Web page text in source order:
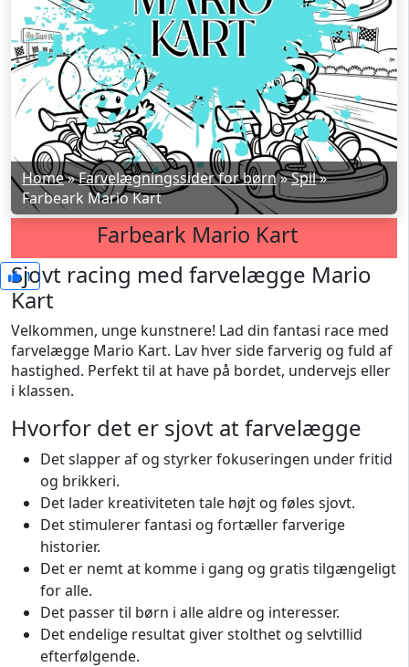
Home»Farvelægningssider for børn»Spil»
Farbeark Mario Kart
Farbeark Mario Kart
1
Sjovt racing med farvelægge Mario
Kart
Velkommen, unge kunstnere! Lad din fantasi race med
farvelægge Mario Kart. Lav hver side farverig og fuld af
hastighed. Perfekt til at have på bordet, undervejs eller
i klassen.
Hvorfor det er sjovt at farvelægge
Det slapper af og styrker fokuseringen under fritid
og brikkeri.
Det lader kreativiteten tale højt og føles sjovt.
Det stimulerer fantasi og fortæller farverige
historier.
Det er nemt at komme i gang og gratis tilgængeligt
for alle.
Det passer til børn i alle aldre og interesser.
Det endelige resultat giver stolthet og selvtillid
efterfølgende.